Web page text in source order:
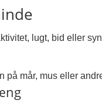
lugt, bid eller
mår, mus eller